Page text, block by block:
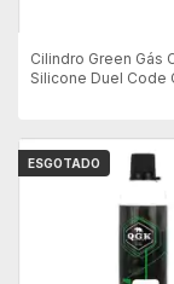
Cilindro Green Gás
Silicone Duel Code
ESGOTADO